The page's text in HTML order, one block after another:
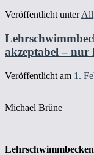
Veröffentlicht unter
akzeptabel – nur
Veröffentlicht am 1.
Michael Brüne